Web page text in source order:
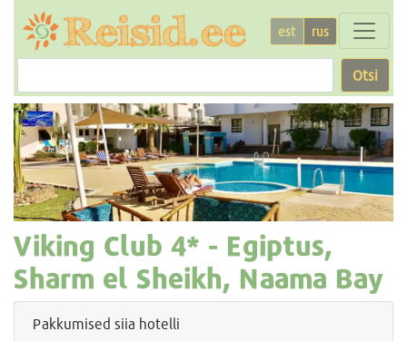
est rus
Otsi
Viking Club 4* - Egiptus,
Sharm el Sheikh, Naama Bay
Pakkumised siia hotelli